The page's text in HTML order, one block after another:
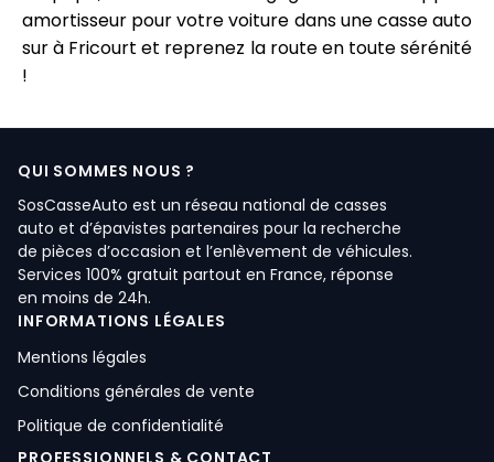
amortisseur pour votre voiture dans une casse auto
sur à Fricourt et reprenez la route en toute sérénité
!
QUI SOMMES NOUS ?
SosCasseAuto est un réseau national de casses
auto et d’épavistes partenaires pour la recherche
de pièces d’occasion et l’enlèvement de véhicules.
Services 100% gratuit partout en France, réponse
en moins de 24h.
INFORMATIONS LÉGALES
Mentions légales
Conditions générales de vente
Politique de confidentialité